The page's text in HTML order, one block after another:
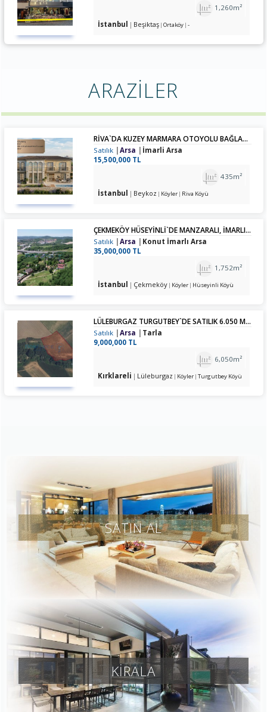
1,260m²
İstanbul
Beşiktaş Ortaköy -
ARAZİLER
RIVA`DA KUZEY MARMARA OTOYOLU BAĞLANTILI İMARLI MÜSTAKIL ARSA
Satılık Arsa
İmarli Arsa
15,500,000 TL
435m²
İstanbul
Beykoz Köyler Riva Köyü
ÇEKMEKÖY HÜSEYINLI`DE MANZARALI, İMARLI ARSA
Satılık Arsa
Konut İmarlı Arsa
35,000,000 TL
1,752m²
İstanbul
Çekmeköy Köyler Hüseyinli Köyü
LÜLEBURGAZ TURGUTBEY`DE SATILIK 6.050 M² TARLA
Satılık Arsa
Tarla
9,000,000 TL
6,050m²
Kırklareli
Lüleburgaz Köyler Turgutbey Köyü
SATIN AL
KİRALA